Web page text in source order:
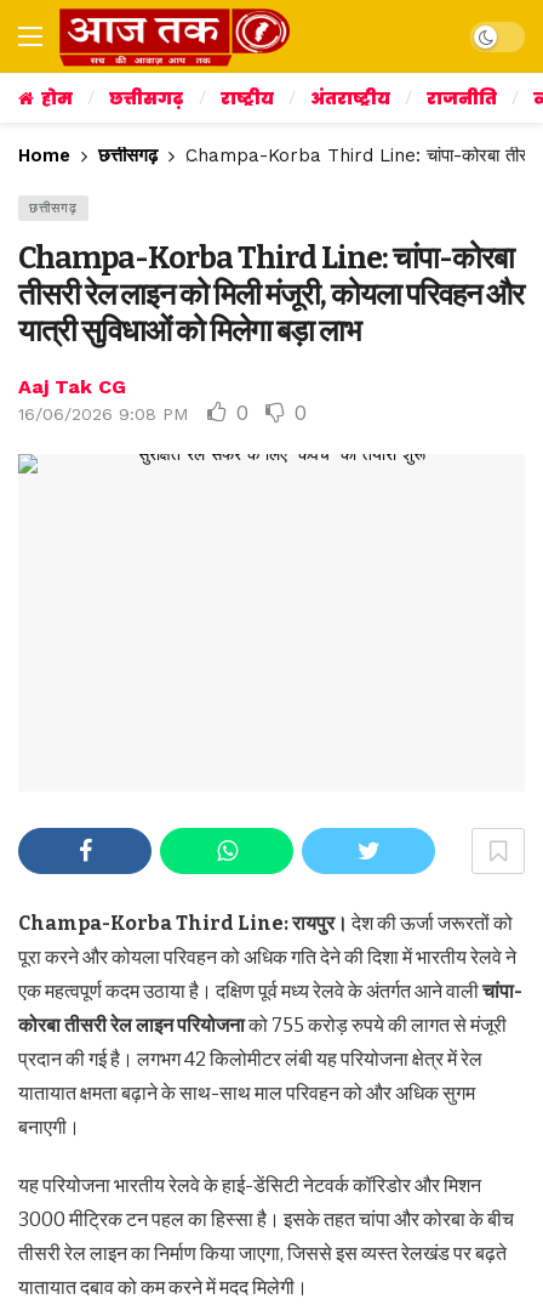
Dark
होम छत्तीसगढ़ राष्ट्रीय अंतराष्ट्रीय राजनीति
Home छत्तीसगढ़ Champa-Korba Third Line: चांपा-कोरबा तीसरी
छत्तीसगढ़
Champa-Korba Third Line: चांपा-कोरबा
तीसरी रेल लाइन को मिली मंजूरी, कोयला परिवहन और
यात्री सुविधाओं को मिलेगा बड़ा लाभ
Aaj Tak CG
16/06/2026 9:08 PM 0 0
Champa-Korba Third Line:रायपुर। देश की ऊर्जा जरूरतों को
पूरा करने और कोयला परिवहन को अधिक गति देने की दिशा में भारतीय रेलवे ने
एक महत्वपूर्ण कदम उठाया है। दक्षिण पूर्व मध्य रेलवे के अंतर्गत आने वालीचांपा-
कोरबा तीसरी रेल लाइन परियोजनाको 755 करोड़ रुपये की लागत से मंजूरी
प्रदान की गई है। लगभग 42 किलोमीटर लंबी यह परियोजना क्षेत्र में रेल
यातायात क्षमता बढ़ाने के साथ-साथ माल परिवहन को और अधिक सुगम
बनाएगी।
यह परियोजना भारतीय रेलवे के हाई-डेंसिटी नेटवर्क कॉरिडोर और मिशन
3000 मीट्रिक टन पहल का हिस्सा है। इसके तहत चांपा और कोरबा के बीच
तीसरी रेल लाइन का निर्माण किया जाएगा, जिससे इस व्यस्त रेलखंड पर बढ़ते
यातायात दबाव को कम करने में मदद मिलेगी।